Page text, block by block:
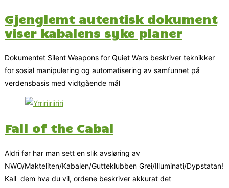
Gjenglemt autentisk dokument
viser kabalens syke planer
Dokumentet Silent Weapons for Quiet Wars beskriver teknikker
for sosial manipulering og automatisering av samfunnet på
verdensbasis med vidtgående mål
Fall of the Cabal
Aldri før har man sett en slik avsløring av
NWO/Makteliten/Kabalen/Gutteklubben Grei/Illuminati/Dypstatan!
Kall dem hva du vil, ordene beskriver akkurat det